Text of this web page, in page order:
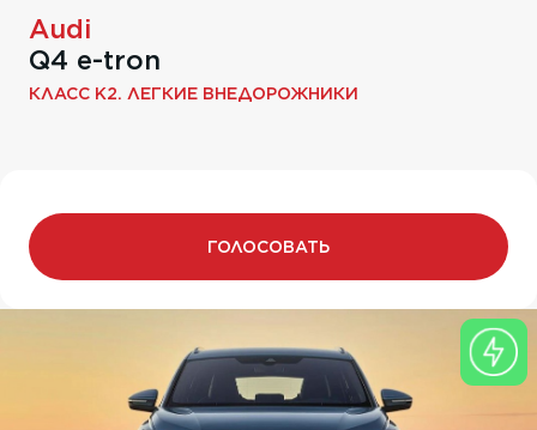
Audi
Q4 e-tron
КЛАСС K2. ЛЕГКИЕ ВНЕДОРОЖНИКИ
ГОЛОСОВАТЬ